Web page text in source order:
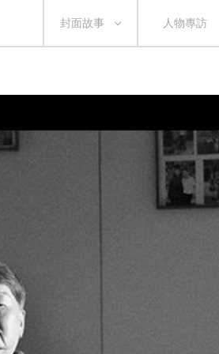
封面故事 人物專訪